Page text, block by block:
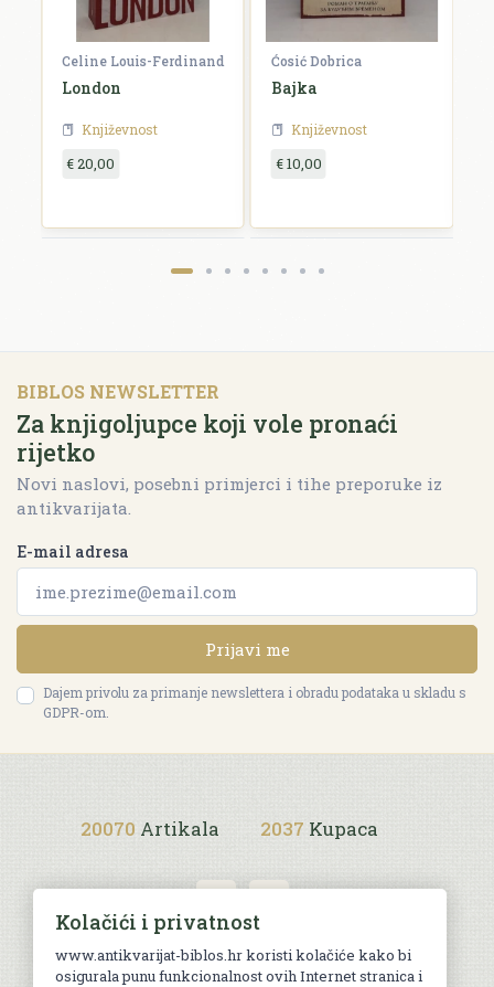
Celine Louis-Ferdinand
London
Književnost
€ 20,00
Ćosić Dobrica
Bajka
Književnost
€ 10,00
BIBLOS NEWSLETTER
Za knjigoljupce koji vole pronaći
rijetko
Novi naslovi, posebni primjerci i tihe preporuke iz
antikvarijata.
E-mail adresa
Prijavi me
Dajem privolu za primanje newslettera i obradu podataka u skladu s
GDPR-om.
20070 Artikala 2037 Kupaca
Uvjeti kupnje
Kolačići i privatnost
www.antikvarijat-biblos.hr koristi kolačiće kako bi
osigurala punu funkcionalnost ovih Internet stranica i